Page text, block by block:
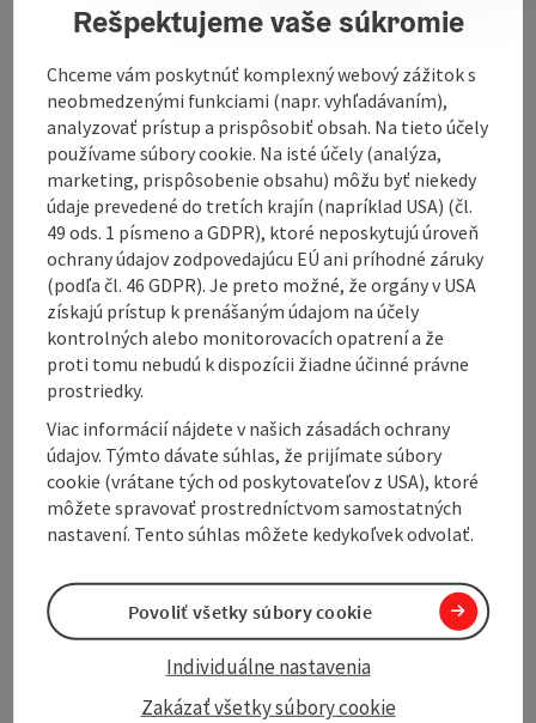
Let us convince you of our unmistakable character 6
Contact
Opening hours
Kitchen
Equipment
Arrival
Create PDF Nearby
Rešpektujeme vaše súkromie
Chceme vám poskytnúť komplexný webový zážitok s
neobmedzenými funkciami (napr. vyhľadávaním),
analyzovať prístup a prispôsobiť obsah. Na tieto účely
používame súbory cookie. Na isté účely (analýza,
marketing, prispôsobenie obsahu) môžu byť niekedy
údaje prevedené do tretích krajín (napríklad USA) (čl.
49 ods. 1 písmeno a GDPR), ktoré neposkytujú úroveň
ochrany údajov zodpovedajúcu EÚ ani príhodné záruky
(podľa čl. 46 GDPR). Je preto možné, že orgány v USA
získajú prístup k prenášaným údajom na účely
kontrolných alebo monitorovacích opatrení a že
proti tomu nebudú k dispozícii žiadne účinné právne
prostriedky.
Viac informácií nájdete v našich zásadách ochrany
údajov. Týmto dávate súhlas, že prijímate súbory
cookie (vrátane tých od poskytovateľov z USA), ktoré
môžete spravovať prostredníctvom samostatných
nastavení. Tento súhlas môžete kedykoľvek odvolať.
Zakázať všetky súbory cookie
Individuálne nastavenia
Povoliť všetky súbory cookie